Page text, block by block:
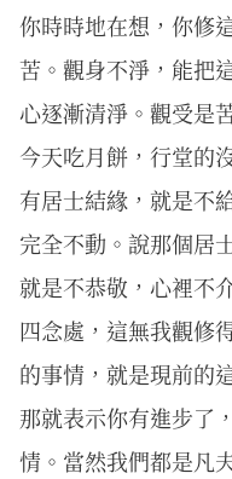
你時時地在想，你修
苦。觀身不淨，能把
心逐漸清淨。觀受是
今天吃月餅，行堂的
有居士結緣，就是不
完全不動。說那個居
就是不恭敬，心裡不
四念處，這無我觀修
的事情，就是現前的
那就表示你有進步了
情。當然我們都是凡